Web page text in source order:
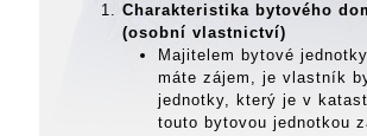
Charakteristika bytového
(osobní vlastnictví)
Majitelem bytové
máte zájem, je vlastník
jednotky, který je v
touto bytovou jednotkou